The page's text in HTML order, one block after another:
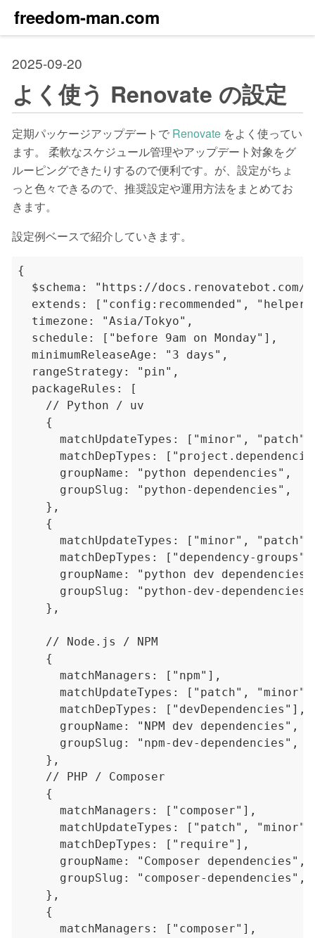
freedom-man.com
2025-09-20
よく使う Renovate の設定
定期パッケージアップデートで Renovate をよく使ってい
ます。 柔軟なスケジュール管理やアップデート対象をグ
ルーピングできたりするので便利です。が、設定がちょ
っと色々できるので、推奨設定や運用方法をまとめてお
きます。
設定例ベースで紹介していきます。
{
$schema: "https://docs.renovatebot.com/
extends: ["config:recommended",
  timezone: "Asia/Tokyo",
  schedule: ["before 9am on Monday"],
  minimumReleaseAge: "3 days",
  rangeStrategy: "pin",
  packageRules: [
    // Python / uv
    {
matchUpdateTypes: ["minor",
matchDepTypes:
      groupName: "python dependencies",
      groupSlug: "python-dependencies",
    },
    {
matchUpdateTypes: ["minor",
matchDepTypes: ["dependency-
groupName: "python dev
groupSlug: "python-dev-
    },
    // Node.js / NPM
    {
      matchManagers: ["npm"],
matchUpdateTypes: ["patch",
      matchDepTypes: ["devDependencies"],
      groupName: "NPM dev dependencies",
      groupSlug: "npm-dev-dependencies",
    },
    // PHP / Composer
    {
      matchManagers: ["composer"],
matchUpdateTypes: ["patch",
      matchDepTypes: ["require"],
      groupName: "Composer dependencies",
      groupSlug: "composer-dependencies",
    },
    {
      matchManagers: ["composer"],